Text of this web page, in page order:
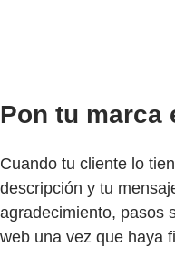
Pon tu marca
Cuando tu cliente lo
descripción y tu
agradecimiento, pasos
web una vez que haya